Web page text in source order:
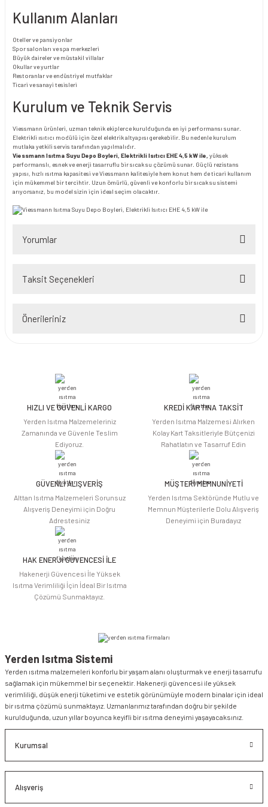
Kullanım Alanları
Oteller ve pansiyonlar
Spor salonları ve spa merkezleri
Büyük daireler ve müstakil villalar
Okullar ve yurtlar
Restoranlar ve endüstriyel mutfaklar
Ticari ve sanayi tesisleri
Kurulum ve Teknik Servis
Viessmann ürünleri, uzman teknik ekiplerce kurulduğunda en iyi performansı sunar.
Elektrikli ısıtıcı modülü için özel elektrik altyapısı gerekebilir. Bu nedenle kurulum
mutlaka yetkili servis tarafından yapılmalıdır.
Viessmann Isıtma Suyu Depo Boyleri, Elektrikli Isıtıcı EHE 4,5 kW ile, yüksek
performanslı, esnek ve enerji tasarruflu bir sıcak su çözümü sunar. Güçlü rezistans
yapısı, hızlı ısıtma kapasitesi ve Viessmann kalitesiyle hem konut hem de ticari kullanım
için mükemmel bir tercihtir. Uzun ömürlü, güvenli ve konforlu bir sıcak su sistemi
arıyorsanız, bu model sizin için ideal seçim olacaktır.
Yorumlar
Taksit Seçenekleri
Önerileriniz
iletebilirsiniz.
Görüş ve önerileriniz için teşekkür ederiz.
Ürün açıklamasında eksik bilgiler bulunuyor.
Ürün bilgilerinde hatalar bulunuyor.
Ürün fiyatı diğer sitelerden daha pahalı.
Bu ürüne benzer farklı alternatifler olmalı.
HIZLI VE GÜVENLİ KARGO
Yerden Isıtma Malzemeleriniz
Zamanında ve Güvenle Teslim
Ediyoruz.
KREDİ KARTINA TAKSİT
Yerden Isıtma Malzemesi Alırken
Kolay Kart Taksitleriyle Bütçenizi
Rahatlatın ve Tasarruf Edin
GÜVENLİ ALIŞVERİŞ
Alttan Isıtma Malzemeleri Sorunsuz
Alışveriş Deneyimi için Doğru
Adrestesiniz
MÜŞTERİ MEMNUNİYETİ
Yerden Isıtma Sektöründe Mutlu ve
Memnun Müşterilerle Dolu Alışveriş
Deneyimi için Buradayız
HAK ENERJİ GÜVENCESİ İLE
Hakenerji Güvencesi İle Yüksek
Isıtma Verimliliği İçin İdeal Bir Isıtma
Çözümü Sunmaktayız.
Yerden Isıtma Sistemi
Yerden ısıtma malzemeleri konforlu bir yaşam alanı oluşturmak ve enerji tasarrufu
sağlamak için mükemmel bir seçenektir. Hakenerji güvencesi ile yüksek
verimliliği, düşük enerji tüketimi ve estetik görünümüyle modern binalar için ideal
bir ısıtma çözümü sunmaktayız. Uzmanlarımız tarafından doğru bir şekilde
kurulduğunda, uzun yıllar boyunca keyifli bir ısıtma deneyimi yaşayacaksınız.
Kurumsal
Alışveriş